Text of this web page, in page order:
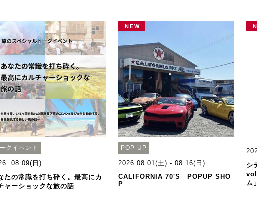
クイベント
08.09(日)
たの常識を打ち砕く。最高にカ
ャーショックな旅の話
NEW
POP-UP
2026.08.01(土) - 08.16(日)
CALIFORNIA 70'S POPUP SHO
P
シ
ム